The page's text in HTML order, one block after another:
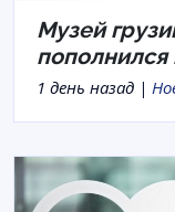
Музей
1 день назад |